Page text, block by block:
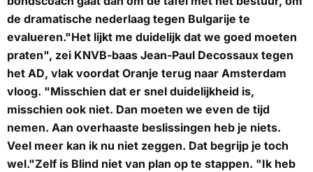
de dramatische nederlaag tegen Bulgarije te
evalueren."Het lijkt me duidelijk dat we goed moeten
praten", zei KNVB-baas Jean-Paul Decossaux tegen
het AD, vlak voordat Oranje terug naar Amsterdam
vloog. "Misschien dat er snel duidelijkheid is,
misschien ook niet. Dan moeten we even de tijd
nemen. Aan overhaaste beslissingen heb je niets.
Veel meer kan ik nu niet zeggen. Dat begrijp je toch
wel."Zelf is Blind niet van plan op te stappen. "Ik heb